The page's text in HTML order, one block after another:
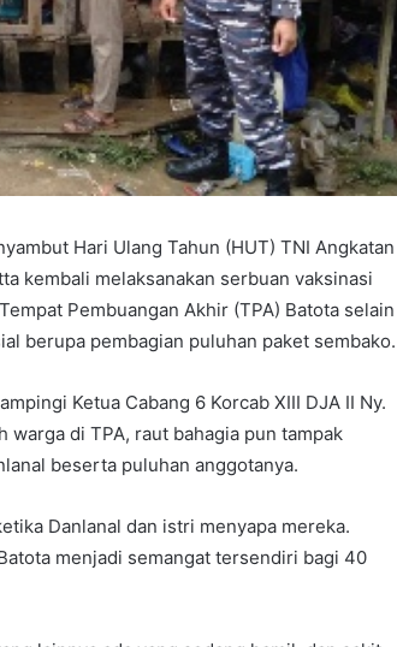
Hari Ulang Tahun (HUT) TNI Angkatan
kembali melaksanakan serbuan vaksinasi
Pembuangan Akhir (TPA) Batota selain
berupa pembagian puluhan paket sembako.
Ketua Cabang 6 Korcab XIII DJA II Ny.
warga di TPA, raut bahagia pun tampak
beserta puluhan anggotanya.
Danlanal dan istri menyapa mereka.
menjadi semangat tersendiri bagi 40